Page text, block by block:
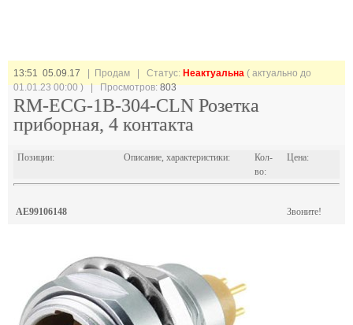
13:51 05.09.17 | Продам | Статус: Неактуальна ( актуально до
01.01.23 00:00 ) | Просмотров:803
RM-ECG-1B-304-CLN Розетка
приборная, 4 контакта
Позиции: Описание, характеристики:
Кол-
во:
Цена:
AE99106148 Звоните!